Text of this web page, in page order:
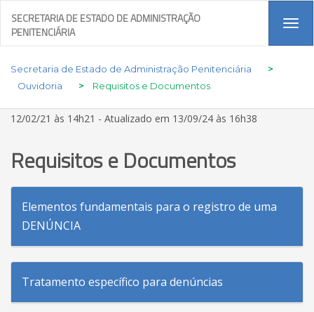
SECRETARIA DE ESTADO DE ADMINISTRAÇÃO
PENITENCIÁRIA
Secretaria de Estado de Administração Penitenciária
>
Ouvidoria
> Requisitos e Documentos
12/02/21 às 14h21 - Atualizado em 13/09/24 às 16h38
Requisitos e Documentos
Elementos fundamentais para o registro de uma
DENÚNCIA
Tratamento específico para denúncias